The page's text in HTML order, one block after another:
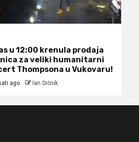
u 12:00 krenula prodaja
za veliki humanitarni
Thompsona u Vukovaru!
ago Ian Srčnik